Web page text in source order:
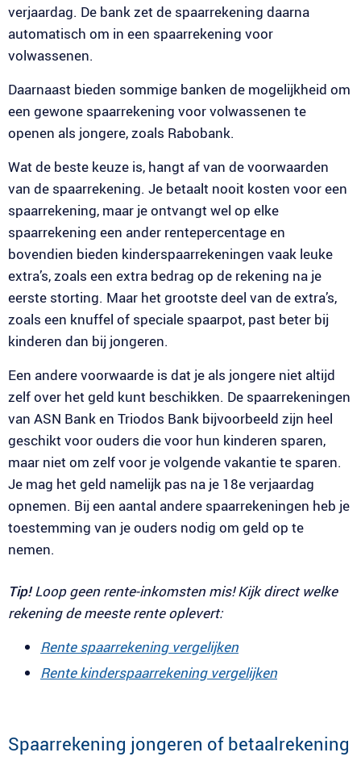
verjaardag. De bank zet de spaarrekening daarna
automatisch om in een spaarrekening voor
volwassenen.
Daarnaast bieden sommige banken de mogelijkheid om
een gewone spaarrekening voor volwassenen te
openen als jongere, zoals Rabobank.
Wat de beste keuze is, hangt af van de voorwaarden
van de spaarrekening. Je betaalt nooit kosten voor een
spaarrekening, maar je ontvangt wel op elke
spaarrekening een ander rentepercentage en
bovendien bieden kinderspaarrekeningen vaak leuke
extra’s, zoals een extra bedrag op de rekening na je
eerste storting. Maar het grootste deel van de extra’s,
zoals een knuffel of speciale spaarpot, past beter bij
kinderen dan bij jongeren.
Een andere voorwaarde is dat je als jongere niet altijd
zelf over het geld kunt beschikken. De spaarrekeningen
van ASN Bank en Triodos Bank bijvoorbeeld zijn heel
geschikt voor ouders die voor hun kinderen sparen,
maar niet om zelf voor je volgende vakantie te sparen.
Je mag het geld namelijk pas na je 18e verjaardag
opnemen. Bij een aantal andere spaarrekeningen heb je
toestemming van je ouders nodig om geld op te
nemen.
Tip!Loop geen rente-inkomsten mis! Kijk direct welke
rekening de meeste rente oplevert:
Rente spaarrekening vergelijken
Rente kinderspaarrekening vergelijken
Spaarrekening jongeren of betaalrekening